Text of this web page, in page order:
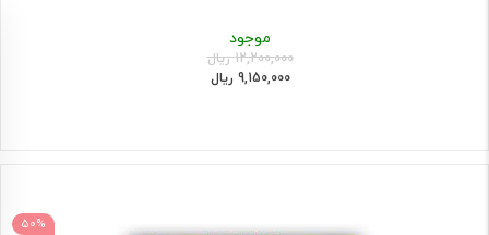
موجود
12,200,000 ریال
9,150,000 ریال
50%